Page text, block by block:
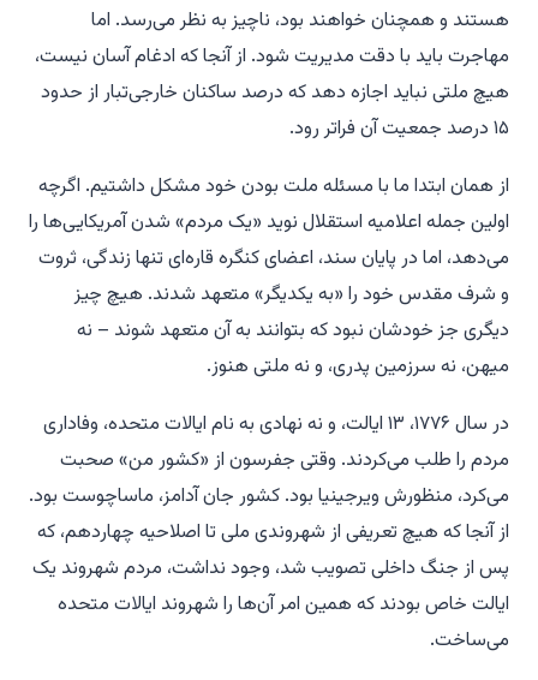
هستند و همچنان خواهند بود، ناچیز به نظر می‌رسد. اما
مهاجرت باید با دقت مدیریت شود. از آنجا که ادغام آسان نیست،
هیچ ملتی نباید اجازه دهد که درصد ساکنان خارجی‌تبار از حدود
۱۵ درصد جمعیت آن فراتر رود.
از همان ابتدا ما با مسئله ملت بودن خود مشکل داشتیم. اگرچه
اولین جمله اعلامیه استقلال نوید «یک مردم» شدن آمریکایی‌ها را
می‌دهد، اما در پایان سند، اعضای کنگره قاره‌ای تنها زندگی، ثروت
و شرف مقدس خود را «به یکدیگر» متعهد شدند. هیچ چیز
دیگری جز خودشان نبود که بتوانند به آن متعهد شوند – نه
میهن، نه سرزمین پدری، و نه ملتی هنوز.
در سال ۱۷۷۶، ۱۳ ایالت، و نه نهادی به نام ایالات متحده، وفاداری
مردم را طلب می‌کردند. وقتی جفرسون از «کشور من» صحبت
می‌کرد، منظورش ویرجینیا بود. کشور جان آدامز، ماساچوست بود.
از آنجا که هیچ تعریفی از شهروندی ملی تا اصلاحیه چهاردهم، که
پس از جنگ داخلی تصویب شد، وجود نداشت، مردم شهروند یک
ایالت خاص بودند که همین امر آن‌ها را شهروند ایالات متحده
می‌ساخت.